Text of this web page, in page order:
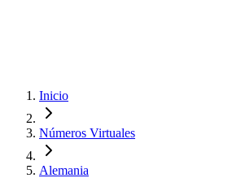
Inicio
Números Virtuales
Alemania